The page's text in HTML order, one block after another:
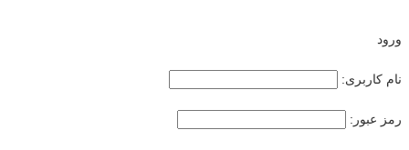
ورود
نام کاربری:
رمز عبور: